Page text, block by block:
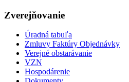
Zverejňovanie
Úradná tabuľa
Zmluvy Faktúry Objednávky
Verejné obstarávanie
VZN
Hospodárenie